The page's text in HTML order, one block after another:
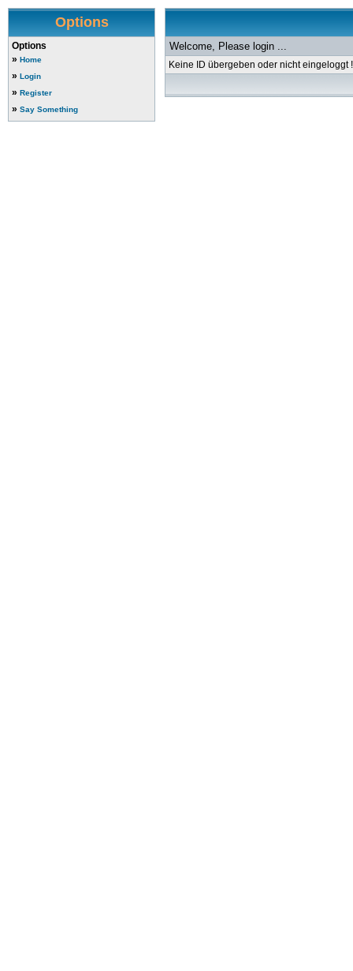
Options
Options
» Home
» Login
» Register
» Say Something
Welcome, Please login ...
Keine ID übergeben oder nicht eingeloggt